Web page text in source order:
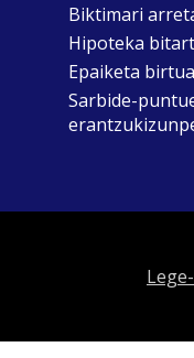
Biktimari
Hipoteka
Epaiketa
Sarbide-